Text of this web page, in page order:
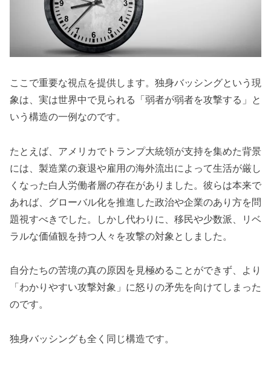
ここで重要な視点を提供します。独身バッシングという現
象は、実は世界中で見られる「弱者が弱者を攻撃する」と
いう構造の一例なのです。
たとえば、アメリカでトランプ大統領が支持を集めた背景
には、製造業の衰退や雇用の海外流出によって生活が厳し
くなった白人労働者層の存在がありました。彼らは本来で
あれば、グローバル化を推進した政治や企業のあり方を問
題視すべきでした。しかし代わりに、移民や少数派、リベ
ラルな価値観を持つ人々を攻撃の対象としました。
自分たちの苦境の真の原因を見極めることができず、より
「わかりやすい攻撃対象」に怒りの矛先を向けてしまった
のです。
独身バッシングも全く同じ構造です。